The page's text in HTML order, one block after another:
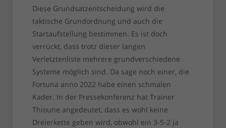
Diese Grundsatzentscheidung wird die
taktische Grundordnung und auch die
Startaufstellung bestimmen. Es ist doch
verrückt, dass trotz dieser langen
Verletztenliste mehrere grundverschiedene
Systeme möglich sind. Da sage noch einer, die
Fortuna anno 2022 habe einen schmalen
Kader. In der Pressekonferenz hat Trainer
Thioune angedeutet, dass es wohl keine
Dreierkette geben wird, obwohl ein 3-5-2 ja